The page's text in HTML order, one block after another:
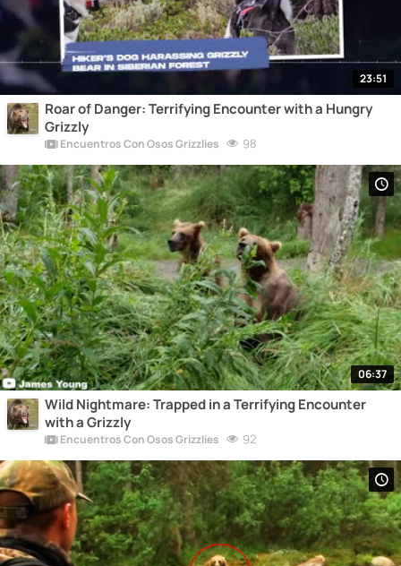
23:51
Roar of Danger: Terrifying Encounter with a Hungry
Grizzly
Encuentros Con Osos Grizzlies 98
06:37
Wild Nightmare: Trapped in a Terrifying Encounter
with a Grizzly
Encuentros Con Osos Grizzlies 92